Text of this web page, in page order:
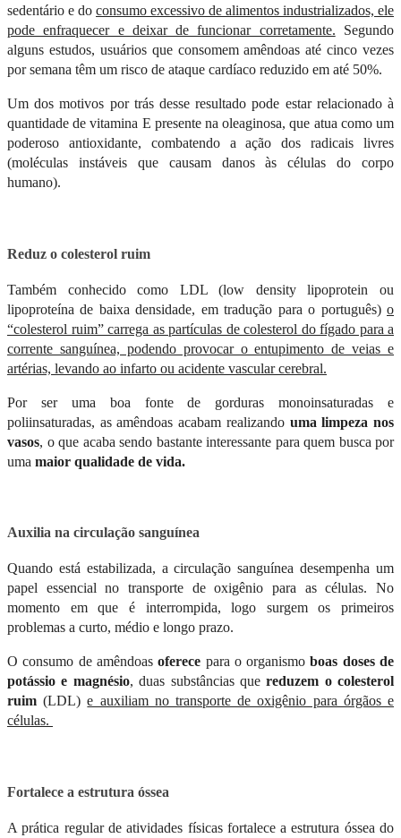
sedentário e do consumo excessivo de alimentos industrializados, ele
pode enfraquecer e deixar de funcionar corretamente. Segundo
alguns estudos, usuários que consomem amêndoas até cinco vezes
por semana têm um risco de ataque cardíaco reduzido em até 50%.
Um dos motivos por trás desse resultado pode estar relacionado à
quantidade de vitamina E presente na oleaginosa, que atua como um
poderoso antioxidante, combatendo a ação dos radicais livres
(moléculas instáveis que causam danos às células do corpo
humano).
Reduz o colesterol ruim
Também conhecido como LDL (low density lipoprotein ou
lipoproteína de baixa densidade, em tradução para o português) o
“colesterol ruim” carrega as partículas de colesterol do fígado para a
corrente sanguínea, podendo provocar o entupimento de veias e
artérias, levando ao infarto ou acidente vascular cerebral.
Por ser uma boa fonte de gorduras monoinsaturadas e
poliinsaturadas, as amêndoas acabam realizandouma limpeza nos
vasos, o que acaba sendo bastante interessante para quem busca por
uma maior qualidade de vida.
Auxilia na circulação sanguínea
Quando está estabilizada, a circulação sanguínea desempenha um
papel essencial no transporte de oxigênio para as células. No
momento em que é interrompida, logo surgem os primeiros
problemas a curto, médio e longo prazo.
O consumo de amêndoasoferece para o organismoboas doses de
potássio e magnésio, duas substâncias quereduzem o colesterol
ruim (LDL)e auxiliam no transporte de oxigênio para órgãos e
células.
Fortalece a estrutura óssea
A prática regular de atividades físicas fortalece a estrutura óssea do